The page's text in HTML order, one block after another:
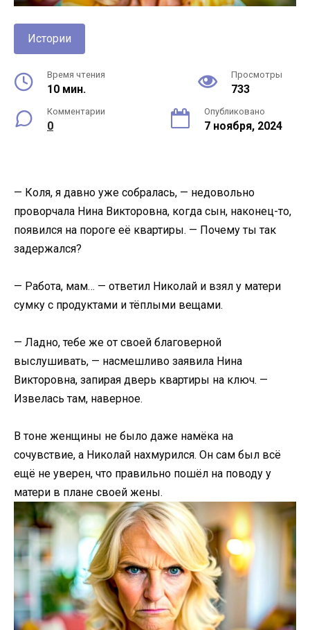
Истории
Время чтения
10 мин.
Просмотры
733
Комментарии
0
Опубликовано
7 ноября, 2024
— Коля, я давно уже собралась, — недовольно
проворчала Нина Викторовна, когда сын, наконец-то,
появился на пороге её квартиры. — Почему ты так
задержался?
— Работа, мам… — ответил Николай и взял у матери
сумку с продуктами и тёплыми вещами.
— Ладно, тебе же от своей благоверной
выслушивать, — насмешливо заявила Нина
Викторовна, запирая дверь квартиры на ключ. —
Извелась там, наверное.
В тоне женщины не было даже намёка на
сочувствие, а Николай нахмурился. Он сам был всё
ещё не уверен, что правильно пошёл на поводу у
матери в плане своей жены.